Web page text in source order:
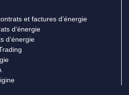
et factures d’énergie
d’énergie
d’énergie